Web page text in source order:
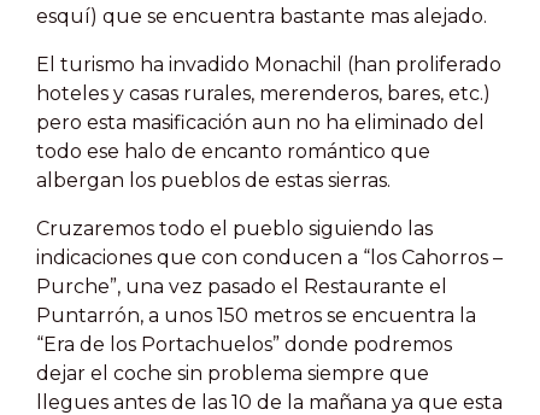
esquí) que se encuentra bastante mas alejado.
El turismo ha invadido Monachil (han proliferado
hoteles y casas rurales, merenderos, bares, etc.)
pero esta masificación aun no ha eliminado del
todo ese halo de encanto romántico que
albergan los pueblos de estas sierras.
Cruzaremos todo el pueblo siguiendo las
indicaciones que con conducen a “los Cahorros –
Purche”, una vez pasado el Restaurante el
Puntarrón, a unos 150 metros se encuentra la
“Era de los Portachuelos” donde podremos
dejar el coche sin problema siempre que
llegues antes de las 10 de la mañana ya que esta